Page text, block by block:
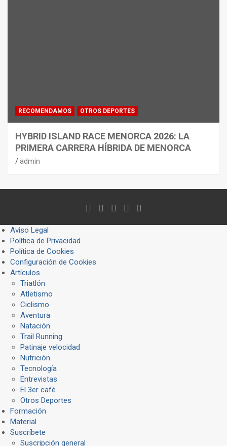
RECOMENDAMOS OTROS DEPORTES
HYBRID ISLAND RACE MENORCA 2026: LA
PRIMERA CARRERA HÍBRIDA DE MENORCA
admin
Aviso Legal
Política de Privacidad
Política de Cookies
Configuración de Cookies
Artículos
Triatlón
Atletismo
Ciclismo
Aventura
Natación
Trail Running
Patinaje velocidad
Nutrición
Tecnología
Entrevistas
El 3er café
Otros Deportes
Formación
Material
Suscríbete
Suscripción general